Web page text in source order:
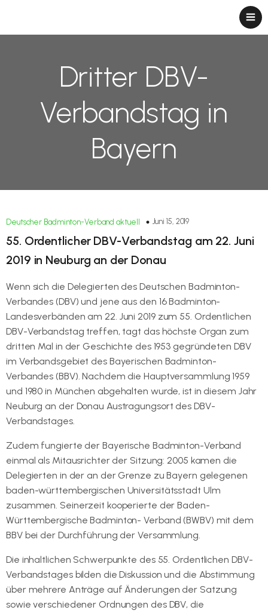
Dritter DBV-
Verbandstag in
Bayern
Deutscher Badminton-Verband aktuell Juni 15, 2019
55. Ordentlicher DBV-Verbandstag am 22. Juni
2019 in Neuburg an der Donau
Wenn sich die Delegierten des Deutschen Badminton-
Verbandes (DBV) und jene aus den 16 Badminton-
Landesverbänden am 22. Juni 2019 zum 55. Ordentlichen
DBV-Verbandstag treffen, tagt das höchste Organ zum
dritten Mal in der Geschichte des 1953 gegründeten DBV
im Verbandsgebiet des Bayerischen Badminton-
Verbandes (BBV). Nachdem die Hauptversammlung 1959
und 1980 in München abgehalten wurde, ist in diesem Jahr
Neuburg an der Donau Austragungsort des DBV-
Verbandstages.
Zudem fungierte der Bayerische Badminton-Verband
einmal als Mitausrichter der Sitzung: 2005 kamen die
Delegierten in der an der Grenze zu Bayern gelegenen
baden-württembergischen Universitätsstadt Ulm
zusammen. Seinerzeit kooperierte der Baden-
Württembergische Badminton- Verband (BWBV) mit dem
BBV bei der Durchführung der Versammlung.
Die inhaltlichen Schwerpunkte des 55. Ordentlichen DBV-
Verbandstages bilden die Diskussion und die Abstimmung
über mehrere Anträge auf Änderungen der Satzung
sowie verschiedener Ordnungen des DBV, die